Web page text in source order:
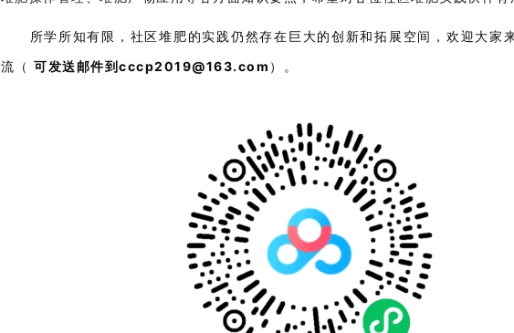
所学所知有限，社区堆肥的实践仍然存在巨大的创新和拓展空间，欢迎大家
流（ 可发送邮件到cccp2019@163.com ）。